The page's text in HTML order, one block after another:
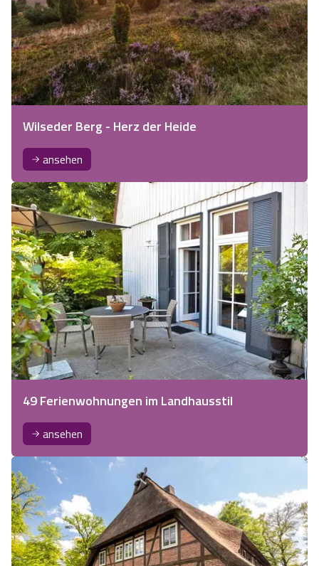
Wilseder Berg - Herz der Heide
ansehen
49 Ferienwohnungen im Landhausstil
ansehen